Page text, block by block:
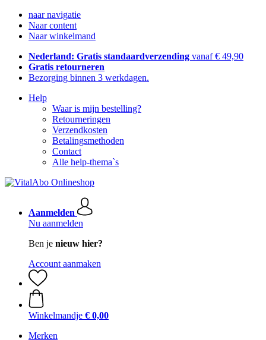
naar navigatie
Naar content
Naar winkelmand
Nederland: Gratis standaardverzending vanaf € 49,90
Gratis retourneren
Bezorging binnen 3 werkdagen.
Help
Waar is mijn bestelling?
Retourneringen
Verzendkosten
Betalingsmethoden
Contact
Alle help-thema`s
Aanmelden
Nu aanmelden
Ben je nieuw hier?
Account aanmaken
Winkelmandje € 0,00
Merken